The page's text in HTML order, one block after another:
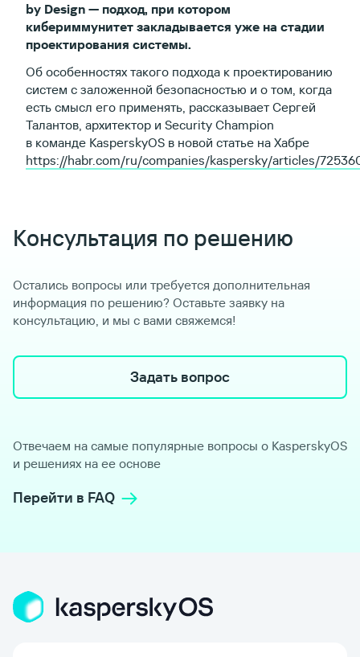
by Design — подход, при котором
кибериммунитет закладывается уже на стадии
проектирования системы.
Об особенностях такого подхода к проектированию
систем с заложенной безопасностью и о том, когда
есть смысл его применять, рассказывает Сергей
Талантов, архитектор и Security Champion
в команде KasperskyOS в новой статье на Хабре
https://habr.com/ru/companies/kaspersky/articles/
Консультация по решению
Остались вопросы или требуется дополнительная
информация по решению? Оставьте заявку на
консультацию, и мы с вами свяжемся!
Задать вопрос
Отвечаем на самые популярные вопросы о KasperskyOS
и решениях на ее основе
Перейти в FAQ